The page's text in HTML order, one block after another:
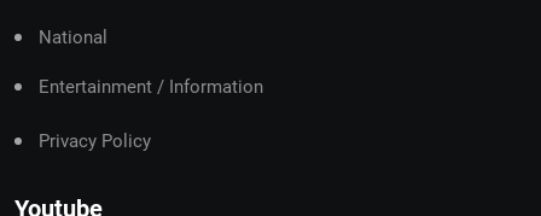
National
Entertainment / Information
Privacy Policy
Youtube